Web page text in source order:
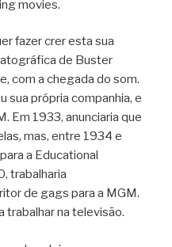
movies.
fazer crer esta sua
de Buster
com a chegada do som.
sua própria companhia, e
Em 1933, anunciaria que
mas, entre 1934 e
a Educational
trabalharia
de gags para a MGM.
trabalhar na televisão.